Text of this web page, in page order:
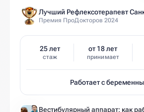
Лучший Рефлексотерапевт
Премия ПроДокторов 2024
25 лет
стаж
от 18 лет
принимает
Работает с